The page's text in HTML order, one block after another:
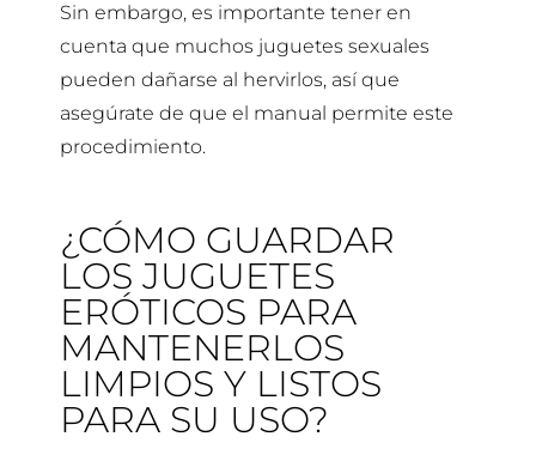
Sin embargo, es importante tener en
cuenta que muchos juguetes sexuales
pueden dañarse al hervirlos, así que
asegúrate de que el manual permite este
procedimiento.
¿CÓMO GUARDAR
LOS JUGUETES
ERÓTICOS PARA
MANTENERLOS
LIMPIOS Y LISTOS
PARA SU USO?